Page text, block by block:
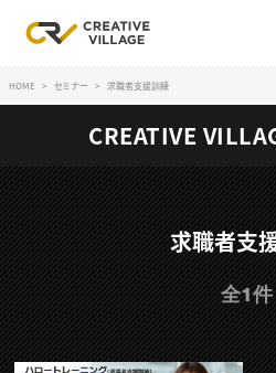
ログイン
RECRUIT
クリエイター求人を探す
CREATIVE JOB求人検索
特集求人
採用説明会
転職支援サービス
CONTENTS
HOME セミナー 求職者支援訓練
CREATIVE
求職者支
全1件